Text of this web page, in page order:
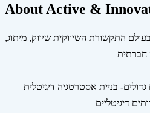
About Active &
התקשורת השיווקית שיווק, מיתוג,